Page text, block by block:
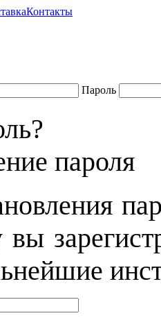
Контакты
Пароль
пароля
вы